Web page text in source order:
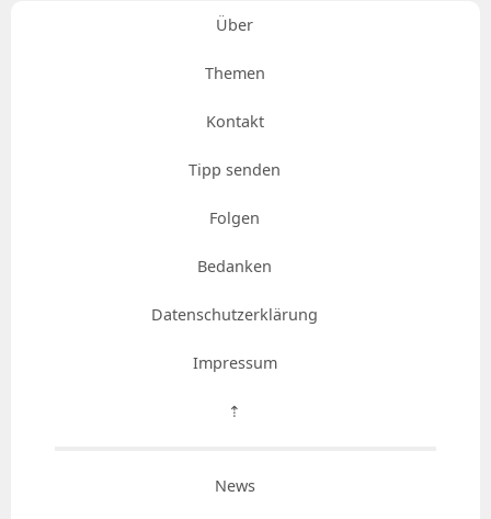
Über
Themen
Kontakt
Tipp senden
Folgen
Bedanken
Datenschutzerklärung
Impressum
⇡
News